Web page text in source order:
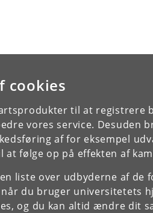
cookies
til at registrere
vores service. Desuden
af for eksempel
følge op på effekten af
liste over udbyderne af de
du bruger universitetets
og du kan altid ændre dit